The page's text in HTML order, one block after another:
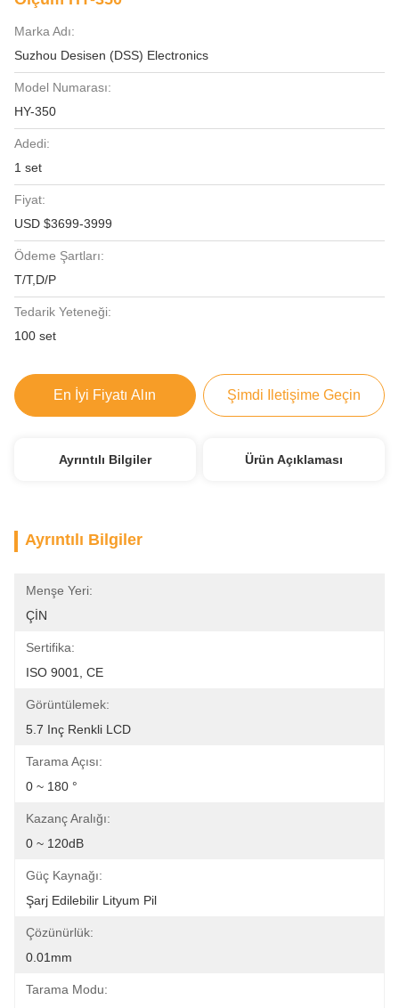
Marka Adı:
Suzhou Desisen (DSS) Electronics
Model Numarası:
HY-350
Adedi:
1 set
Fiyat:
USD $3699-3999
Ödeme Şartları:
T/T,D/P
Tedarik Yeteneği:
100 set
En İyi Fiyatı Alın Şimdi Iletişime Geçin
Ayrıntılı Bilgiler Ürün Açıklaması
Ayrıntılı Bilgiler
Menşe Yeri:
ÇİN
Sertifika:
ISO 9001, CE
Görüntülemek:
5.7 Inç Renkli LCD
Tarama Açısı:
0 ~ 180 °
Kazanç Aralığı:
0 ~ 120dB
Güç Kaynağı:
Şarj Edilebilir Lityum Pil
Çözünürlük:
0.01mm
Tarama Modu: